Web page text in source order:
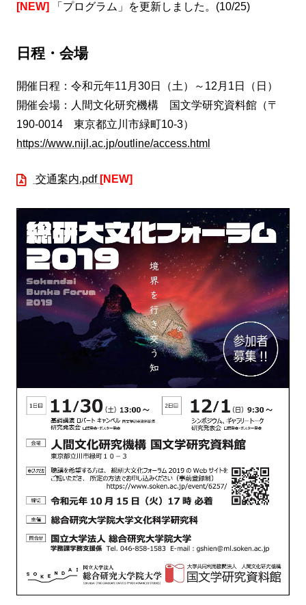
[NEW] 「プログラム」を更新しました。(10/25)
日程・会場
開催日程：令和元年11月30日（土）～12月1日（日）
開催会場：人間文化研究機構 国文学研究資料館（〒
190-0014 東京都立川市緑町10-3）
https://www.nijl.ac.jp/outline/access.html
交通案内.pdf [NEW]